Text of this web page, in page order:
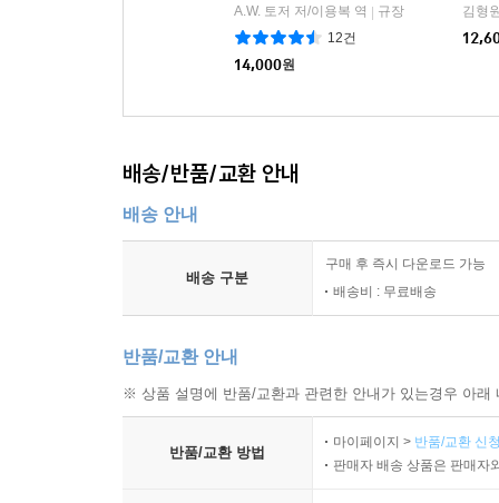
XVI. 2. 모종의 보편적인 택함이 존재하는가?
XVII. 3. 택함은 예견된 어떤 것에서 비롯하는가,
XVIII. 4. 그리스도가 택함의 기초인가?
XXI. 7. 택함을 받은 사람은 자신이 택함을 받은 사
실천 부분
XXIII. 2. 하나님의 택함은 우리가 택함을 받은 사
XXVI. 5. 하나님의 택함은 위로, 기쁨, 담대함의 근
XXVII. 6. 택함에는 본받아야 할 모범이 있는데,
XXVIII. 7. 택함의 문제와 관련해 피해야 할 위험 요
A.W. 토저 저/이용복 역
규장
12건
14,000원
김형
배송/반품/교환 안내
배송 안내
배송 구분
구매 후 즉시 다운로드 가능
배송비 : 무료배송
반품/교환 안내
※ 상품 설명에 반품/교환과 관련한 안내가 있는경우 아
반품/교환 방법
마이페이지 > 반품/교환 신
판매자 배송 상품은 판매자